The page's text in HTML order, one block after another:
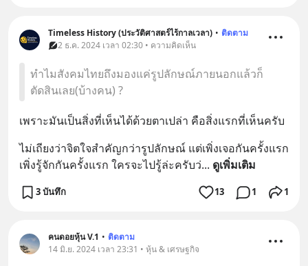
Timeless History (ประวัติศาสตร์ไร้กาลเวลา) • ติดตาม
2 ธ.ค. 2024 เวลา 02:30 • ความคิดเห็น
ทำไมสังคมไทยถึงมองแค่รูปลักษณ์ภายนอกแล้วก็
ตัดสินเลย(บ้างคน) ?
เพราะมันเป็นสิ่งที่เห็นได้ด้วยตาเปล่า คือสิ่งแรกที่เห็นครับ
ไม่เถียงว่าจิตใจสำคัญกว่ารูปลักษณ์ แต่เพิ่งเจอกันครั้งแรก
เพิ่งรู้จักกันครั้งแรก ใครจะไปรู้ล่ะครับว่... ดูเพิ่มเติม
3 บันทึก 13 1 1
คนดอยหุ้น V.1 • ติดตาม
14 มิ.ย. 2024 เวลา 23:31 • หุ้น & เศรษฐกิจ